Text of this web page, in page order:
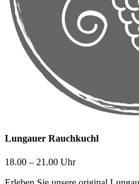
Lungauer Rauchkuchl
18.00 – 21.00 Uhr